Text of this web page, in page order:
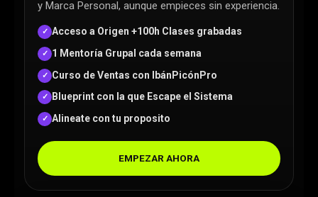
y Marca Personal, aunque empieces sin experiencia.
✓ Acceso a Origen +100h Clases grabadas
✓ 1 Mentoría Grupal cada semana
✓ Curso de Ventas con IbánPicónPro
✓ Blueprint con la que Escape el Sistema
✓ Alineate con tu proposito
EMPEZAR AHORA